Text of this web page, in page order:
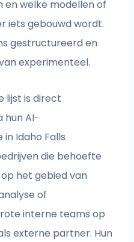
welke modellen of
iets gebouwd wordt.
gestructureerd en
experimenteel.
lijst is direct
hun AI-
Idaho Falls
die behoefte
het gebied van
of
interne teams op
externe partner. Hun